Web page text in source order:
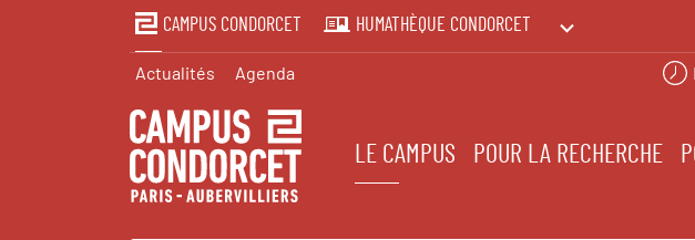
CAMPUS CONDORCET HUMATHÈQUE CONDORCET
PRINTEMPS
Actualités Agenda
LE CAMPUS POUR LA RECHERCHE